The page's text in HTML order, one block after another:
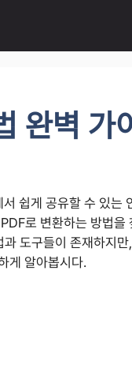
완벽 가
쉽게 공유할 수 있는
로 변환하는 방법을
도구들이 존재하지
게 알아봅시다.